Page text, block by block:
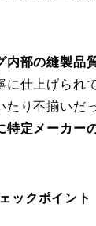
内部の縫製品
に仕上げられ
り不揃いだ
特定メーカー
ックポイント